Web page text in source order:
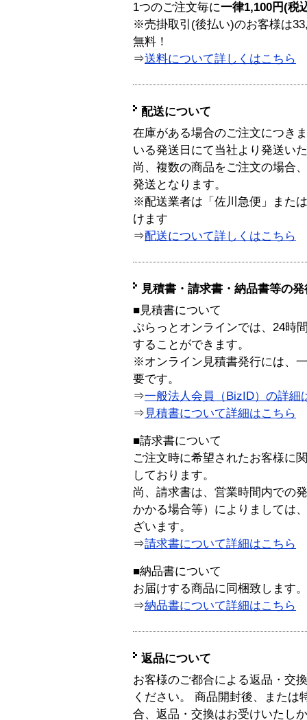
1つのご注文毎に一律1,100円(税
※売掛取引(後払い)のお客様は
無料！
⇒送料について詳しくはこちら
配送について
在庫がある場合のご注文につき
いる発送日にて当社より発送い
尚、複数の商品をご注文の場合
発送となります。
※配送業者は「佐川急便」また
けます
⇒配送について詳しくはこちら
見積書・請求書・納品書等の
■見積書について
ぷらっとオンラインでは、24時
することができます。
※オンライン見積書発行には、
要です。
⇒一般法人会員（BizID）の詳細
⇒ 見積書について詳細はこちら
■請求書について
ご注文時に希望されたお客様に
しております。
尚、請求書は、営業時間内での
かかる場合等）によりましては
ざいます。
⇒請求書について詳細はこちら
■納品書について
お届けする商品に同梱致します。
⇒納品書について詳細はこちら
返品について
お客様のご都合による返品・交
ください。 商品開封後、または
合、返品・交換はお受けいたし